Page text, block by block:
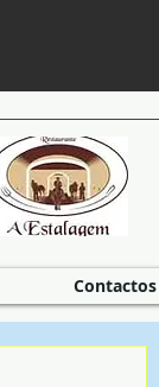
Contactos